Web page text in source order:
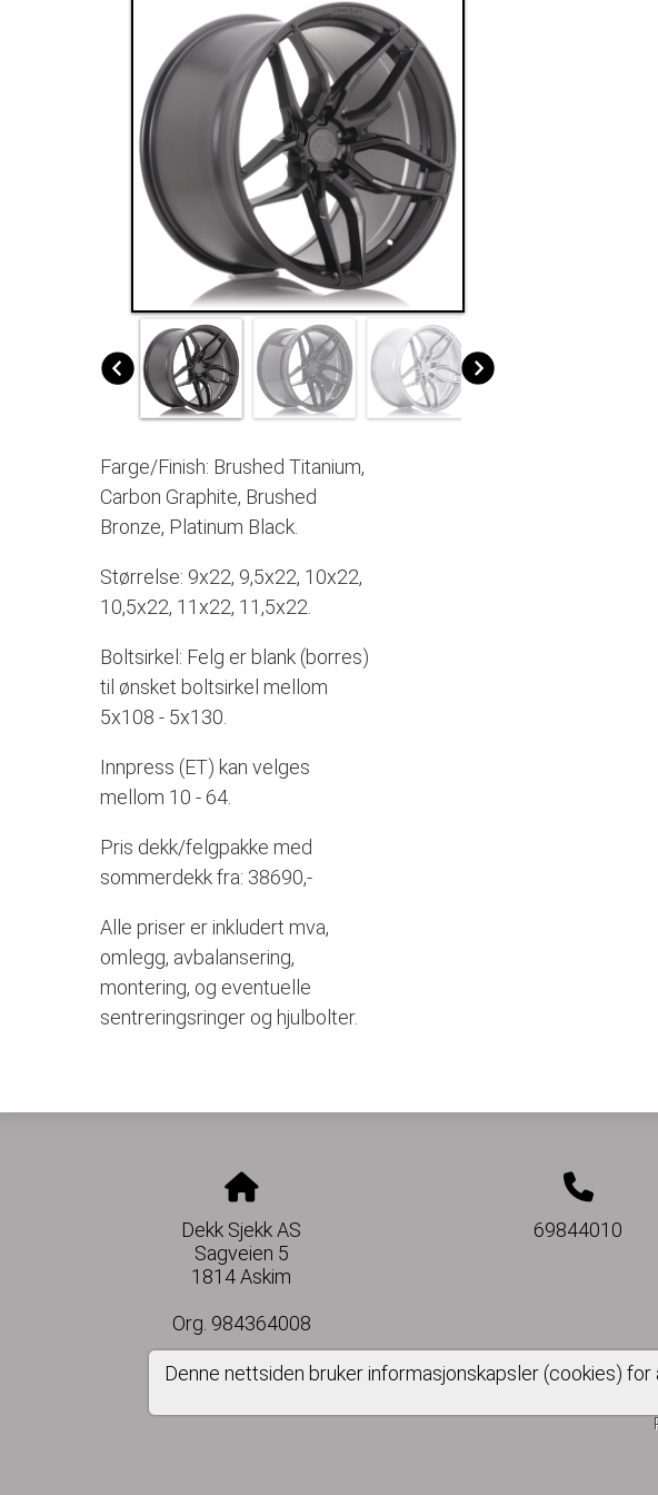
Farge/Finish: Brushed Titanium,
Carbon Graphite, Brushed
Bronze, Platinum Black.
Størrelse: 9x22, 9,5x22, 10x22,
10,5x22, 11x22, 11,5x22.
Boltsirkel: Felg er blank (borres)
til ønsket boltsirkel mellom
5x108 - 5x130.
Innpress (ET) kan velges
mellom 10 - 64.
Pris dekk/felgpakke med
sommerdekk fra: 38690,-
Alle priser er inkludert mva,
omlegg, avbalansering,
montering, og eventuelle
sentreringsringer og hjulbolter.
Dekk Sjekk AS
Sagveien 5
1814 Askim
Org. 984364008
69844010
Denne nettsiden bruker informasjonskapsler (cookies)